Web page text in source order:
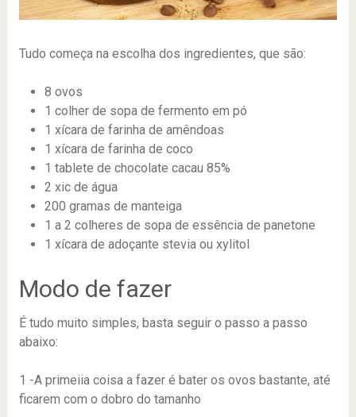
Tudo começa na escolha dos ingredientes, que são:
8 ovos
1 colher de sopa de fermento em pó
1 xícara de farinha de amêndoas
1 xícara de farinha de coco
1 tablete de chocolate cacau 85%
2 xic de água
200 gramas de manteiga
1 a 2 colheres de sopa de essência de panetone
1 xícara de adoçante stevia ou xylitol
Modo de fazer
É tudo muito simples, basta seguir o passo a passo
abaixo:
1 -A primeiia coisa a fazer é bater os ovos bastante, até
ficarem com o dobro do tamanho